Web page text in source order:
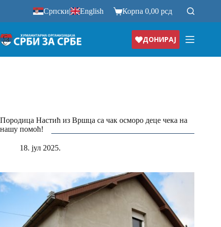
Српски| English Корпа0,00рсд
ДОНИРАЈ
Породица Настић из Вршца са чак осморо деце чека на
нашу помоћ!
18. јул 2025.